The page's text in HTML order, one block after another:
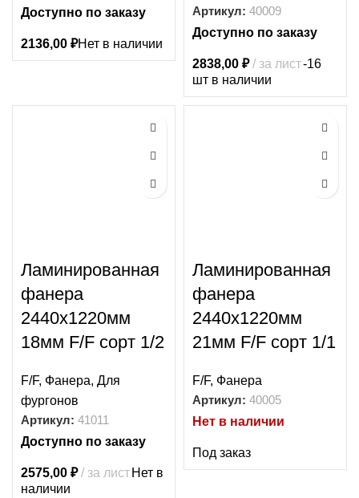
Доступно по заказу
2136,00 ₽Нет в наличии
Артикул: 40009
Доступно по заказу
2838,00 ₽ за лист-16
шт в наличии
Ламинированная
фанера
2440х1220мм
18мм F/F сорт 1/2
F/F, Фанера, Для
фургонов
Артикул: 41011
Доступно по заказу
2575,00 ₽ за лист Нет в
наличии
Ламинированная
фанера
2440х1220мм
21мм F/F сорт 1/1
F/F, Фанера
Артикул: 40005
Нет в наличии
Под заказ